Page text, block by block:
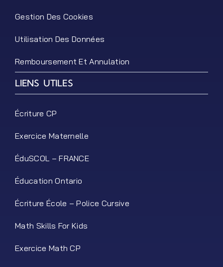
Gestion Des Cookies
Utilisation Des Données
Remboursement Et Annulation
LIENS UTILES
Écriture CP
Exercice Maternelle
ÉduSCOL – FRANCE
Éducation Ontario
Écriture École – Police Cursive
Math Skills For Kids
Exercice Math CP